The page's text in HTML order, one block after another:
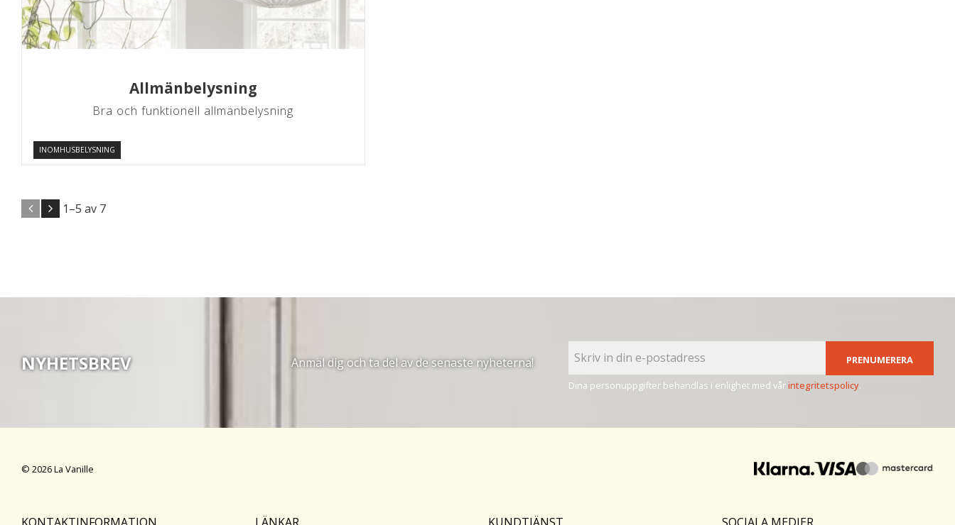
Allmänbelysning
Bra och funktionell allmänbelysning
INOMHUSBELYSNING
1–5 av 7
NYHETSBREV Anmäl dig och ta del av de senaste nyheterna! PRENUMERERA
Dina personuppgifter behandlas i enlighet med vårintegritetspolicy.
© 2026 La Vanille